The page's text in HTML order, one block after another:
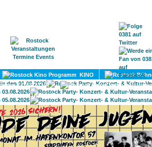
KONTAKT
KINO
LITERATUR
UMLAND